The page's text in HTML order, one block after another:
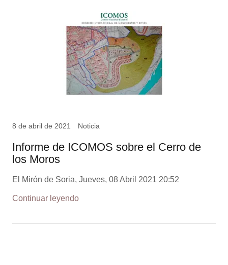
8 de abril de 2021 Noticia
Informe de ICOMOS sobre el Cerro de
los Moros
El Mirón de Soria, Jueves, 08 Abril 2021 20:52
Continuar leyendo